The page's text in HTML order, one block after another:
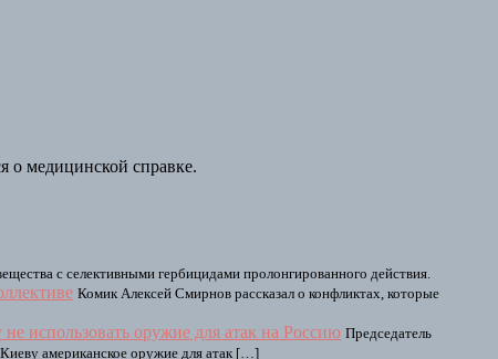
о медицинской справке.
с селективными гербицидами пролонгированного действия.
Комик Алексей Смирнов рассказал о конфликтах, которые
использовать оружие для атак на Россию Председатель
американское оружие для атак […]